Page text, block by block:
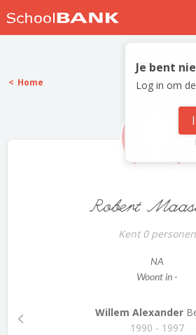
Nostalgische
Log in
Meld je gratis aan
Je bent
Log in om
Home
Robert
Kent 0 personen
NA
Woont in -
Willem Alexander
1990 - 1997